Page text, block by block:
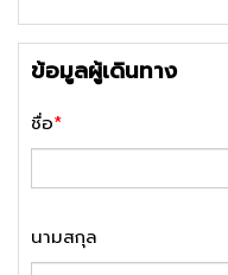
ข้อมูลผู้เดินทาง
ชื่อ*
นามสกุล